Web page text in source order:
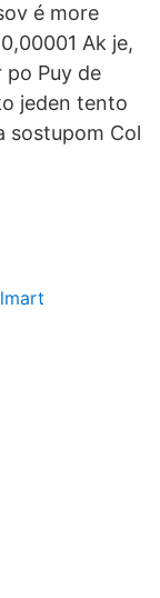
é more
Ak je,
Puy de
jeden tento
sostupom Col